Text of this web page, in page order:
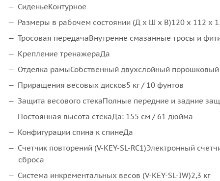
СиденьеКонтурное
Размеры в рабочем состоянии (Д х Ш х В)120 x 112 x
Тросовая передачаВнутренне смазанные тросы и
Крепление тренажераДа
Отделка рамыСобственный двухслойный порошковый
Приращения весовых дисков5 кг / 10 фунтов
Защита весового стекаПолные передние и задние
Постоянная высота стекаДа: 155 см / 61 дюйма
Конфигурации спина к спинеДа
Счетчик повторений (V-KEY-SL-RC1)Электронный
сброса
Система инкрементальных весов (V-KEY-SL-IW)2,3 кг